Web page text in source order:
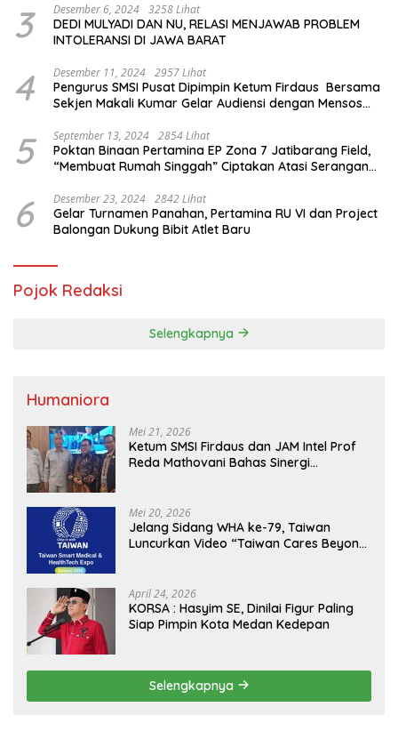
3 Desember 6, 2024 3258 Lihat
DEDI MULYADI DAN NU, RELASI MENJAWAB PROBLEM
INTOLERANSI DI JAWA BARAT
4 Desember 11, 2024 2957 Lihat
Pengurus SMSI Pusat Dipimpin Ketum Firdaus Bersama
Sekjen Makali Kumar Gelar Audiensi dengan Mensos
5 September 13, 2024 2854 Lihat
Poktan Binaan Pertamina EP Zona 7 Jatibarang Field,
“Membuat Rumah Singgah” Ciptakan Atasi Serangan
6 Desember 23, 2024 2842 Lihat
Gelar Turnamen Panahan, Pertamina RU VI dan Project
Balongan Dukung Bibit Atlet Baru
Pojok Redaksi
Selengkapnya
Humaniora
Mei 21, 2026
Ketum SMSI Firdaus dan JAM Intel Prof
Reda Mathovani Bahas Sinergi
MBG, Perkuat Pengawasan Program
Pemerintah
Mei 20, 2026
Jelang Sidang WHA ke-79, Taiwan
Luncurkan Video “Taiwan Cares Beyond
April 24, 2026
KORSA : Hasyim SE, Dinilai Figur Paling
Siap Pimpin Kota Medan Kedepan
Selengkapnya